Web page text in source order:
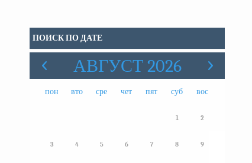
ПОИСК ПО ДАТЕ
АВГУСТ 2026
пон вто сре чет пят суб вос
1 2
3 4 5 6 7 8 9